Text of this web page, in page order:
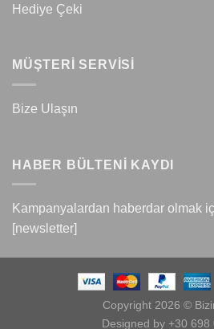
Hediye Çeki
MÜŞTERİ SERVİSİ
Bize Ulaşın
HABER BÜLTENİ KAYDI
Kampanyalardan haberdar olmak
[newsletter]
Copyright 2026 ©
Designed by +30 698